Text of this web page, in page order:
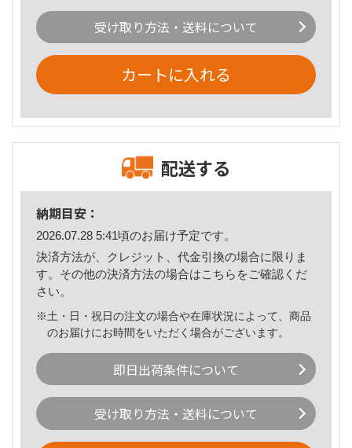
受け取り方法・送料について
カートに入れる
配送する
納期目安：
2026.07.28 5:41頃のお届け予定です。
決済方法が、クレジット、代金引換の場合に限りま
す。その他の決済方法の場合はこちら をご確認くだ
さい。
※土・日・祝日の注文の場合や在庫状況によって、商品
のお届けにお時間をいただく場合がございます。
即日出荷条件について
受け取り方法・送料について